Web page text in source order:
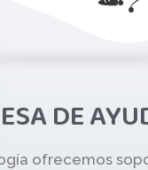
DE
ofrecemos